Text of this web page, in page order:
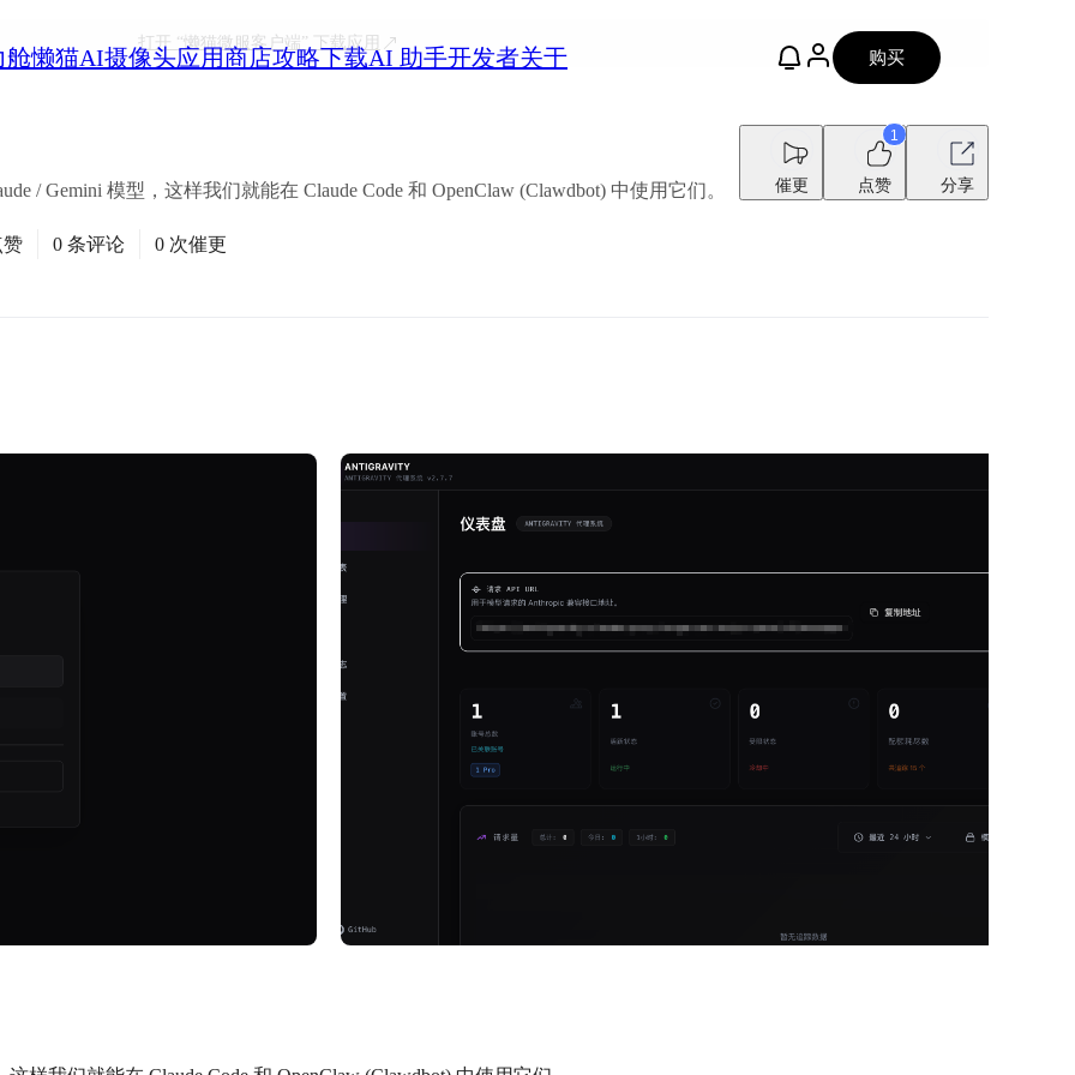
舱懒猫AI摄像头应用商店攻略下载AI 助手开发者关于 购买
打开 “懒猫微服客户端”下载应用
/ Gemini 模型，这样我们就能在 Claude Code 和 OpenClaw (Clawdbot) 中使用它们。 催更
1
点赞 分享
赞 0 条评论 0 次催更